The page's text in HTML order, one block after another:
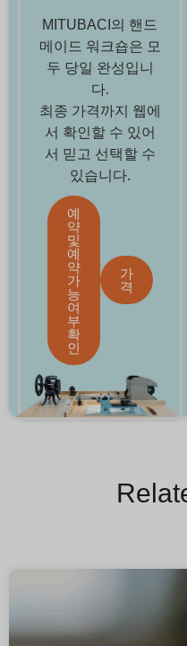
MITUBACI의 핸드
메이드 워크숍은 모
두 당일 완성입니
다.
최종 가격까지 웹에
서 확인할 수 있어
서 믿고 선택할 수
있습니다.
예
약
및
예
약
가
능
여
부
확
인
가
격